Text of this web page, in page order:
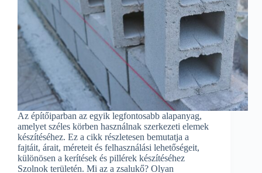
Az építőiparban az egyik legfontosabb alapanyag,
amelyet széles körben használnak szerkezeti elemek
készítéséhez. Ez a cikk részletesen bemutatja a
fajtáit, árait, méreteit és felhasználási lehetőségeit,
különösen a kerítések és pillérek készítéséhez
Szolnok területén. Mi az a zsalukő? Olyan